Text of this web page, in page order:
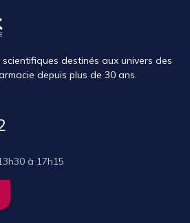
destinés aux univers des
depuis plus de 30 ans.
à 17h15